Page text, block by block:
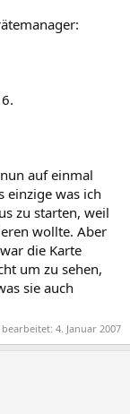
auf einmal
einzige was ich
zu starten, weil
wollte. Aber
die Karte
um zu sehen,
sie auch
4. Januar 2007